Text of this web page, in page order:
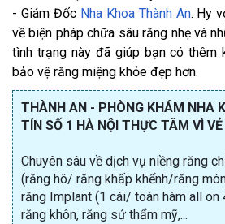
- Giám Đốc Nha Khoa Thành An. Hy
về biện pháp chữa sâu răng nhẹ và
tình trạng này đã giúp bạn có thêm
bảo vệ răng miệng khỏe đẹp hơn.
THÀNH AN - PHÒNG KHÁM NHA
TÍN SỐ 1 HÀ NỘI THỰC TÂM VÌ
Chuyên sâu về dịch vụ niềng răng
(răng hô/ răng khấp khểnh/răng
răng Implant (1 cái/ toàn hàm all on
răng khôn, răng sứ thẩm mỹ,...